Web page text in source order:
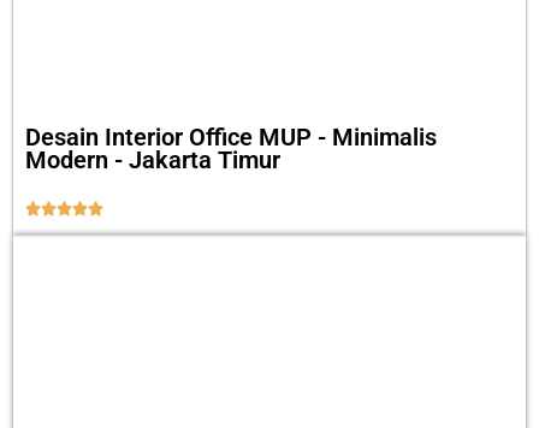
Desain Interior Office MUP - Minimalis
Modern - Jakarta Timur
